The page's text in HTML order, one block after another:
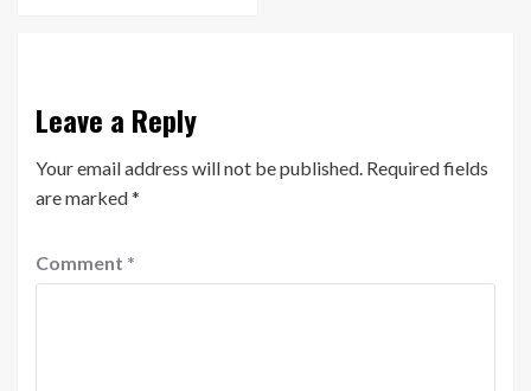
Leave a Reply
Your email address will not be published. Required fields
are marked*
Comment *